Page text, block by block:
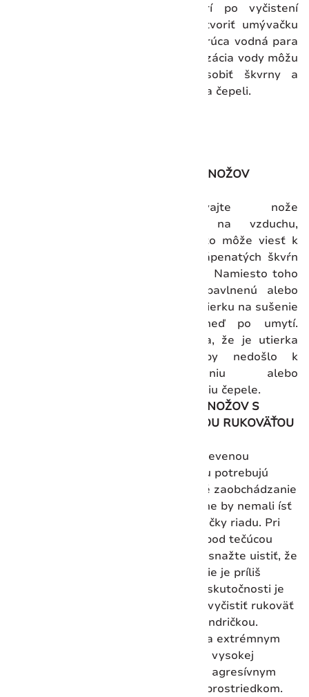
tipy patrí po vyčistení
krátko otvoriť umývačku
riadu. Horúca vodná para
a kondenzácia vody môžu
tiež spôsobiť škvrny a
koróziu na čepeli.
SUŠENIE NOŽOV
Nenechávajte nože
uschnúť na vzduchu,
pretože to môže viesť k
tvorbe vápenatých škvŕn
na čepeli. Namiesto toho
použite bavlnenú alebo
ľanovú utierku na sušenie
noža ihneď po umytí.
Uistite sa, že je utierka
čistá, aby nedošlo k
poškriabaniu alebo
poškodeniu čepele.
ÚDRŽBA NOŽOV S
DREVENOU RUKOVÄŤOU
Nože s drevenou
rukoväťou potrebujú
trochu iné zaobchádzanie
a rozhodne by nemali ísť
do umývačky riadu. Pri
umývaní pod tečúcou
vodou sa snažte uistiť, že
rukoväť nie je príliš
mokrá. V skutočnosti je
najlepšie vyčistiť rukoväť
vlhkou handričkou.
Vyhnite sa extrémnym
teplotám, vysokej
vlhkosti a agresívnym
čistiacim prostriedkom.